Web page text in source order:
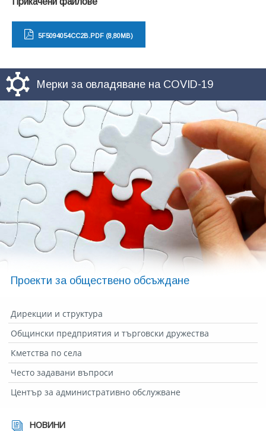
5F5094054CC2B.PDF (8,80MB)
Мерки за овладяване на COVID-19
Проекти за обществено обсъждане
Дирекции и структура
Общински предприятия и търговски дружества
Кметства по села
Често задавани въпроси
Център за административно обслужване
НОВИНИ